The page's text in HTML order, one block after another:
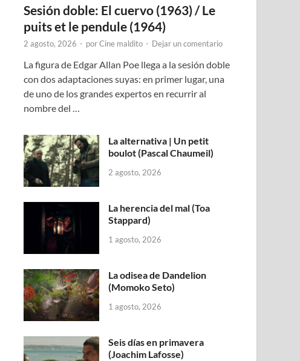
Sesión doble: El cuervo (1963) / Le
puits et le pendule (1964)
2 agosto, 2026 - porCine maldito - Dejar un comentario
La figura de Edgar Allan Poe llega a la sesión doble
con dos adaptaciones suyas: en primer lugar, una
de uno de los grandes expertos en recurrir al
nombre del …
La alternativa | Un petit
boulot (Pascal Chaumeil)
2 agosto, 2026
La herencia del mal (Toa
Stappard)
1 agosto, 2026
La odisea de Dandelion
(Momoko Seto)
1 agosto, 2026
Seis días en primavera
(Joachim Lafosse)